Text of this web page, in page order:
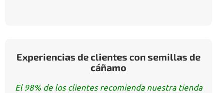
Experiencias de clientes con semillas de
cáñamo
El 98% de los clientes recomienda nuestra tienda